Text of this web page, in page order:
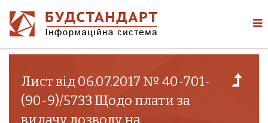
Лист від 06.07.2017 № 40-701-
(90-9)/5733 Щодо плати за
видачу дозволу на